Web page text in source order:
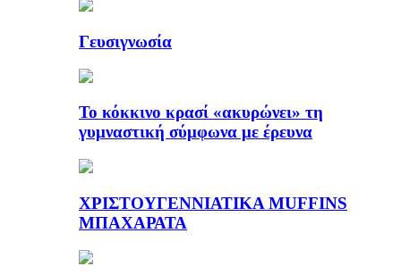
Γευσιγνωσία
Το κόκκινο κρασί «ακυρώνει» τη
γυμναστική σύμφωνα με έρευνα
ΧΡΙΣΤΟΥΓΕΝΝΙΑΤΙΚΑ MUFFINS
ΜΠΑΧΑΡΑΤΑ